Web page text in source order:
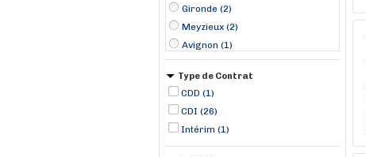
Gironde (2)
Meyzieux (2)
Avignon (1)
Bordeaux (1)
Bourges (1)
Bourth (1)
Caussade (1)
Corbas (1)
Type de Contrat
CDD (1)
CDI (26)
Intérim (1)